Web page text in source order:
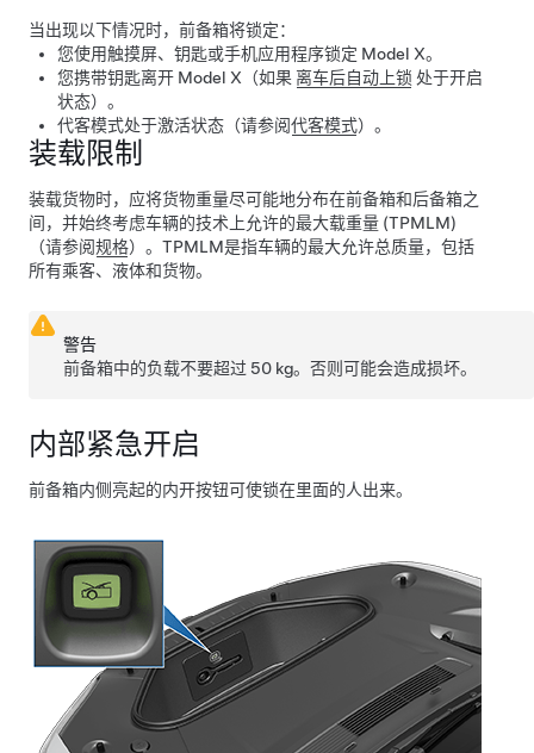
当出现以下情况时，前备箱将锁定：
您使用触摸屏、钥匙或手机应用程序锁定 Model X。
您携带钥匙离开 Model X （如果 离车后自动上锁 处于开启
状态）。
代客模式处于激活状态（请参阅代客模式）。
装载限制
装载货物时，应将货物重量尽可能地分布在前备箱和后备箱之
间，并始终考虑车辆的技术上允许的最大载重量 (TPMLM)
（请参阅规格）。 TPMLM是指车辆的最大允许总质量，包括
所有乘客、液体和货物。
警告
前备箱中的负载不要超过 50 kg。否则可能会造成损坏。
内部紧急开启
前备箱内侧亮起的内开按钮可使锁在里面的人出来。